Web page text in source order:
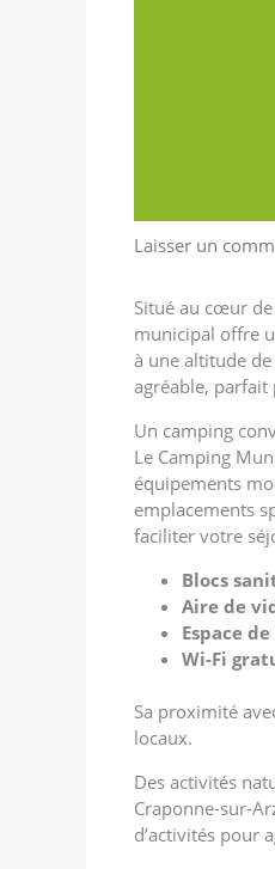
Laisser un
Situé au cœur
municipal offre
à une altitude
agréable, parfait
Un camping
Le Camping
équipements
emplacements
faciliter votre
Blocs
Aire de
Espace
Wi-Fi
Sa proximité
locaux.
Des activités
Craponne-sur-
d’activités pour